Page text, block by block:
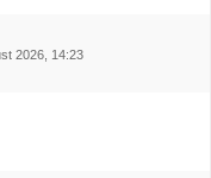
2026, 14:23